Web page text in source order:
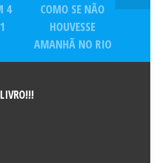
4
COMO SE NÃO
HOUVESSE
AMANHÃ NO RIO